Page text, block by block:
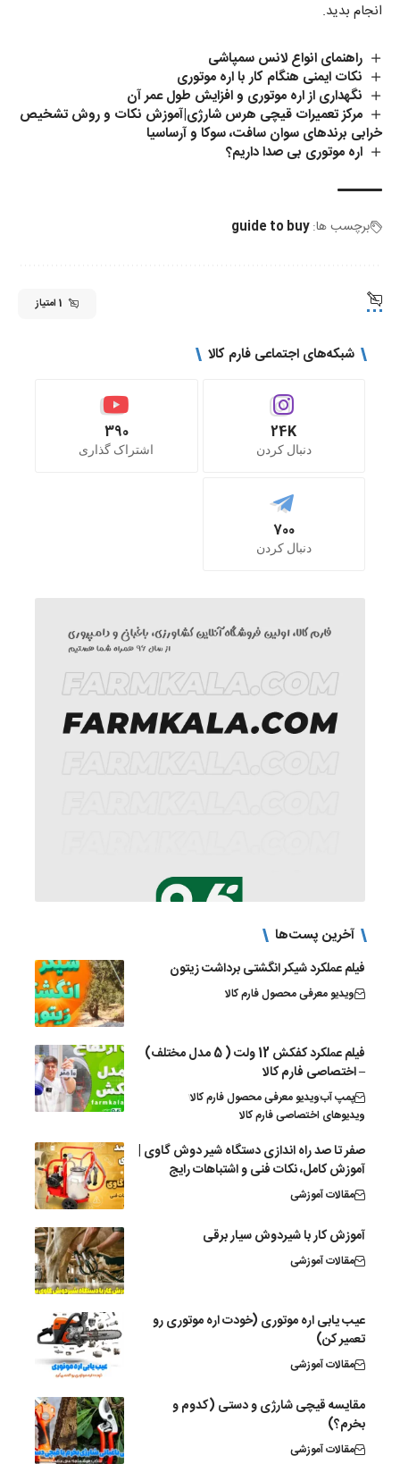
انجام بدید.
راهنمای انواع لانس سمپاشی
نکات ایمنی هنگام کار با اره موتوری
نگهداری از اره موتوری و افزایش طول عمر آن
مرکز تعمیرات قیچی هرس شارژی|آموزش نکات و روش تشخیص
خرابی برندهای سوان سافت، سوکا و آرساسیا
اره موتوری بی صدا داریم؟
برچسب ها:guide to buy
1 امتیاز
شبکه‌های اجتماعی فارم کالا
24K
دنبال کردن
390
اشتراک گذاری
700
دنبال کردن
آخرین پست‌ها
فیلم عملکرد شیکر انگشتی برداشت زیتون
ویدیو معرفی محصول فارم کالا
فیلم عملکرد کفکش 12 ولت ( 5 مدل مختلف)
– اختصاصی فارم کالا
پمپ آبویدیو معرفی محصول فارم کالا
ویدیوهای اختصاصی فارم کالا
صفر تا صد راه اندازی دستگاه شیر دوش گاوی |
آموزش کامل، نکات فنی و اشتباهات رایج
مقالات آموزشی
آموزش کار با شیردوش سیار برقی
مقالات آموزشی
عیب یابی اره موتوری (خودت اره موتوری رو
تعمیر کن)
مقالات آموزشی
مقایسه قیچی شارژی و دستی (کدوم و
بخرم؟)
مقالات آموزشی